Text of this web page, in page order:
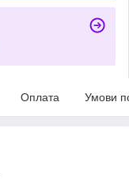
Оплата Умови